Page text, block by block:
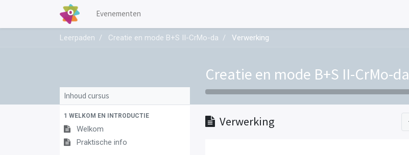
Evenementen
Leerpaden Creatie en mode B+S II-CrMo-da Verwerking
Creatie en mode B+S II-CrMo-da
Inhoud cursus
1 WELKOM EN INTRODUCTIE
Welkom
Praktische info
Verwerking